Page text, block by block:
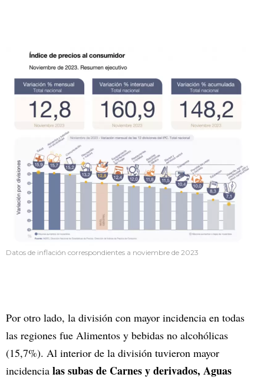
Datos de inflación correspondientes a noviembre de 2023
Por otro lado, la división con mayor incidencia en todas
las regiones fue Alimentos y bebidas no alcohólicas
(15,7%). Al interior de la división tuvieron mayor
incidencia las subas de Carnes y derivados, Aguas